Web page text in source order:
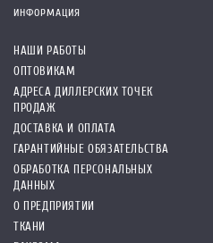
ИНФОРМАЦИЯ
НАШИ РАБОТЫ
ОПТОВИКАМ
АДРЕСА ДИЛЛЕРСКИХ ТОЧЕК
ПРОДАЖ
ДОСТАВКА И ОПЛАТА
ГАРАНТИЙНЫЕ ОБЯЗАТЕЛЬСТВА
ОБРАБОТКА ПЕРСОНАЛЬНЫХ
ДАННЫХ
О ПРЕДПРИЯТИИ
ТКАНИ